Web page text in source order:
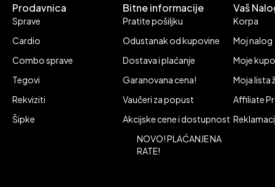
Prodavnica
Sprave
Cardio
Combo sprave
Tegovi
Rekviziti
Šipke
Bitne informacije
Pratite pošiljku
Odustanak od kupovine
Dostava i plaćanje
Garanovana cena!
Vaučeri za popust
Akcijske cene i dostupnost
NOVO! PLAĆANJE NA
RATE!
Vaš
Korpa
Moj nalog
Moje
Moja lista
Affiliate